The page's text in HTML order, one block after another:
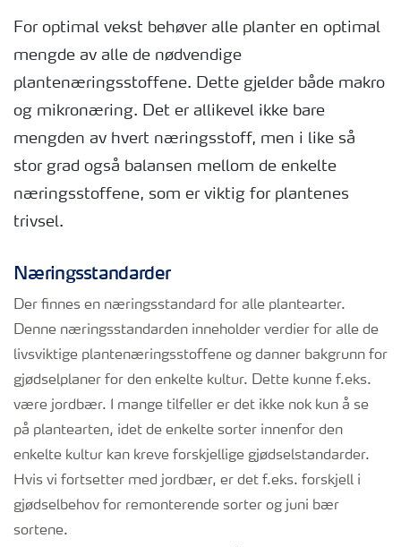
YaraVita
YaraTera
Øvrige gjødselslag
For optimal vekst behøver alle planter en optimal
mengde av alle de nødvendige
plantenæringsstoffene. Dette gjelder både makro
og mikronæring. Det er allikevel ikke bare
mengden av hvert næringsstoff, men i like så
stor grad også balansen mellom de enkelte
næringsstoffene, som er viktig for plantenes
trivsel.
Næringsstandarder
Der finnes en næringsstandard for alle plantearter.
Denne næringsstandarden inneholder verdier for alle de
livsviktige plantenæringsstoffene og danner bakgrunn for
gjødselplaner for den enkelte kultur. Dette kunne f.eks.
være jordbær. I mange tilfeller er det ikke nok kun å se
på plantearten, idet de enkelte sorter innenfor den
enkelte kultur kan kreve forskjellige gjødselstandarder.
Hvis vi fortsetter med jordbær, er det f.eks. forskjell i
gjødselbehov for remonterende sorter og juni bær
sortene.